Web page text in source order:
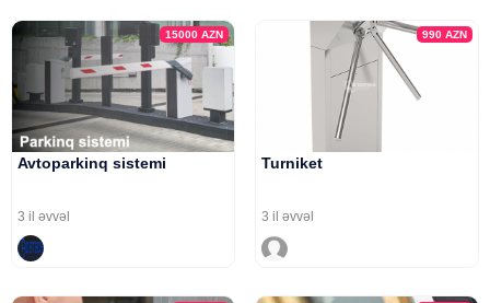
15000AZN
Avtoparkinq sistemi
3 il əvvəl
990 AZN
Turniket
3 il əvvəl